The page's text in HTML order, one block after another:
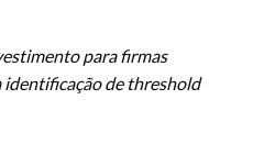
para firmas
identificação de threshold